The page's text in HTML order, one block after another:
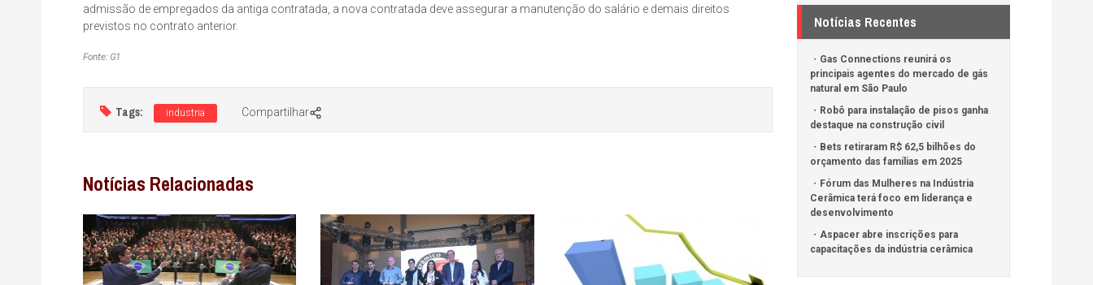
admissão de empregados da antiga contratada, a nova contratada deve assegurar a manutenção do salário e demais direitos
previstos no contrato anterior.
Fonte: G1
Tags: industria Compartilhar
Notícias Relacionadas
Notícias Recentes
Gas Connections reunirá os
principais agentes do mercado de gás
natural em São Paulo
Robô para instalação de pisos ganha
destaque na construção civil
Bets retiraram R$ 62,5 bilhões do
orçamento das famílias em 2025
Fórum das Mulheres na Indústria
Cerâmica terá foco em liderança e
desenvolvimento
Aspacer abre inscrições para
capacitações da indústria cerâmica